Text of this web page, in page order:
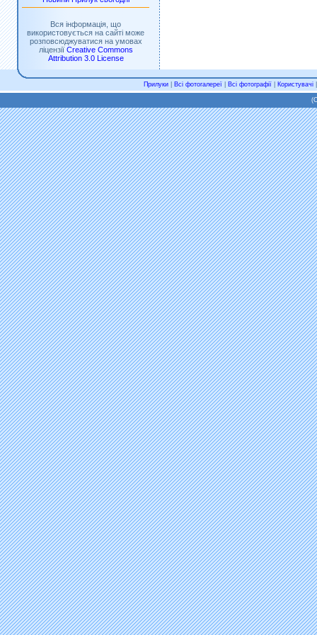
Вся інформація, що
використовується на сайті може
розповсюджуватися на умовах
ліцензії Creative Commons
Attribution 3.0 License
Прилуки| Всі фотогалереї| Всі фотографії| Користувачі